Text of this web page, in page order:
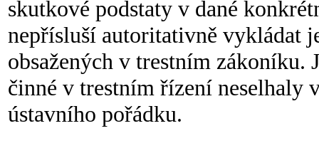
skutkové podstaty v dané
nepřísluší autoritativně vykládat
obsažených v trestním zákoníku.
činné v trestním řízení neselhaly
ústavního pořádku.